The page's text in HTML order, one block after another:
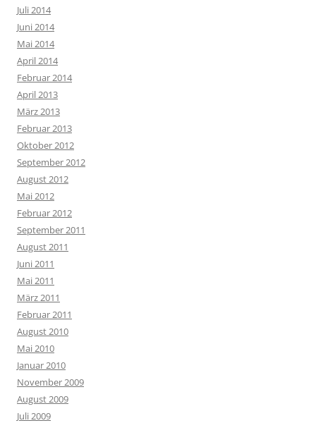
Juli 2014
Juni 2014
Mai 2014
April 2014
Februar 2014
April 2013
März 2013
Februar 2013
Oktober 2012
September 2012
August 2012
Mai 2012
Februar 2012
September 2011
August 2011
Juni 2011
Mai 2011
März 2011
Februar 2011
August 2010
Mai 2010
Januar 2010
November 2009
August 2009
Juli 2009